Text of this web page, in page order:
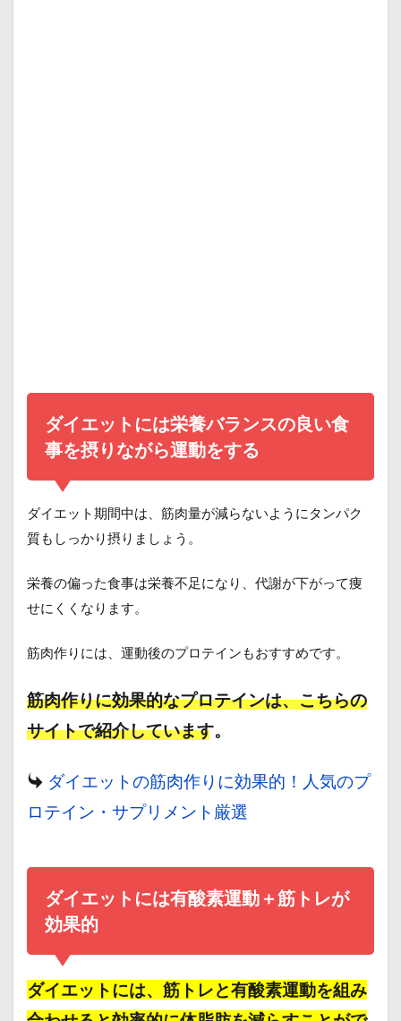
ダイエットには栄養バランスの良い食
事を摂りながら運動をする
ダイエット期間中は、筋肉量が減らないようにタンパク
質もしっかり摂りましょう。
栄養の偏った食事は栄養不足になり、代謝が下がって痩
せにくくなります。
筋肉作りには、運動後のプロテインもおすすめです。
筋肉作りに効果的なプロテインは、こちらの
サイトで紹介しています。
ダイエットの筋肉作りに効果的！人気のプ
ロテイン・サプリメント厳選
ダイエットには有酸素運動＋筋トレが
効果的
ダイエットには、筋トレと有酸素運動を組み